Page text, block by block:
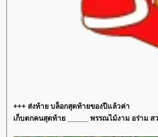
+++ ส่งท้าย บล็อกสุดท้ายของปีแล้วค่า
เก็บตกคนสุดท้าย _____ พรรณไม้งาม อร่าม ส